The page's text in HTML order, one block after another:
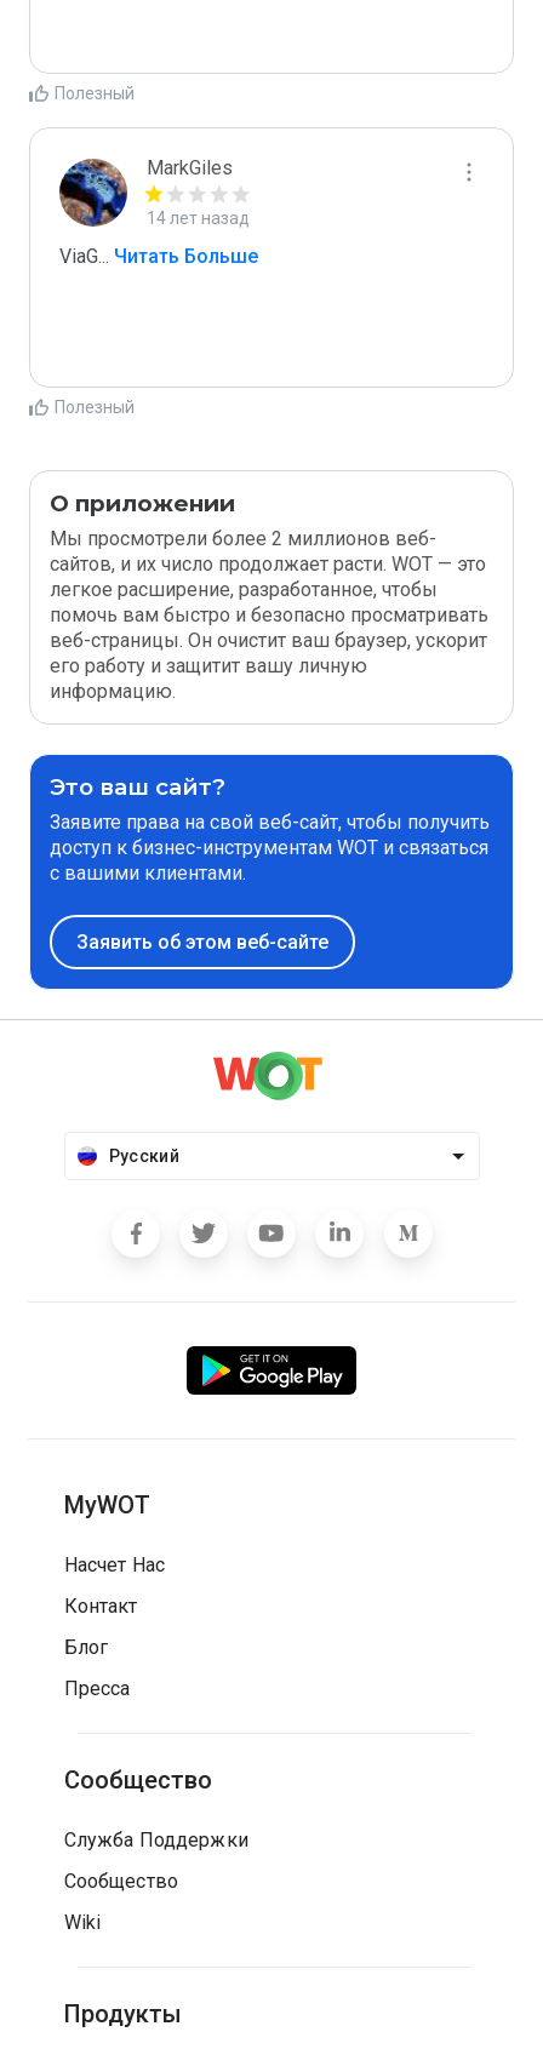
Полезный
MarkGiles
14 лет назад
ViaG... Читать Больше
Полезный
О приложении
Мы просмотрели более 2 миллионов веб-
сайтов, и их число продолжает расти. WOT — это
легкое расширение, разработанное, чтобы
помочь вам быстро и безопасно просматривать
веб-страницы. Он очистит ваш браузер, ускорит
его работу и защитит вашу личную
информацию.
Это ваш сайт?
Заявите права на свой веб-сайт, чтобы получить
доступ к бизнес-инструментам WOT и связаться
с вашими клиентами.
Заявить об этом веб-сайте
Русский
MyWOT
Насчет Нас
Контакт
Блог
Пресса
Сообщество
Служба Поддержки
Сообщество
Wiki
Продукты